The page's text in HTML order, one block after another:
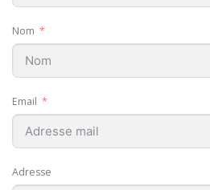
CONTACT
Nom
Email
Adresse